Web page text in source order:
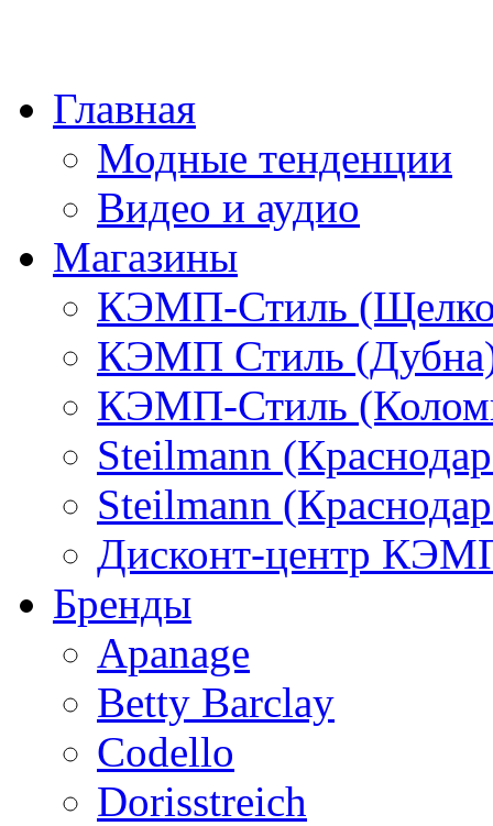
Главная
Модные тенденции
Видео и аудио
Магазины
КЭМП-Стиль
КЭМП Стиль
КЭМП-Стиль
Steilmann
Steilmann
Дисконт-центр
Бренды
Apanage
Betty Barclay
Codello
Dorisstreich